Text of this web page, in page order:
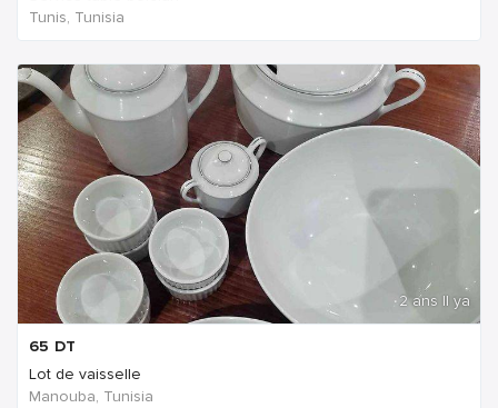
Tunis, Tunisia
2 ans Il ya
65 DT
Lot de vaisselle
Manouba, Tunisia